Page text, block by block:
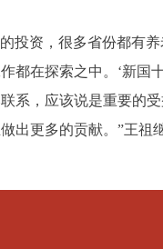
资，很多省份都有
都在探索之中。‘新
系，应该说是重要的
出更多的贡献。”王祖